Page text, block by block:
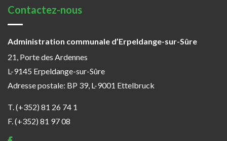
Contactez-nous
Administration communale d’Erpeldange-sur-Sûre
21, Porte des Ardennes
L-9145 Erpeldange-sur-Sûre
Adresse postale: BP 39, L-9001 Ettelbruck
T. (+352) 81 26 74 1
F. (+352) 81 97 08